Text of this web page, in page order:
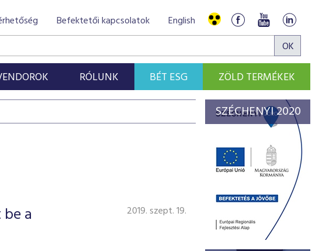
Befektetői kapcsolatok English
RÓLUNK BÉT ESG ZÖLD TERMÉKEK
a
2019. szept. 19.
SZÉCHENYI 2020